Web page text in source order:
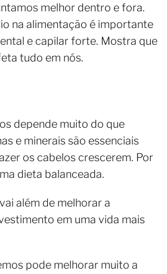
melhor dentro e fora.
na alimentação é importante
e capilar forte. Mostra que
tudo em nós.
depende muito do que
e minerais são essenciais
os cabelos crescerem. Por
dieta balanceada.
além de melhorar a
em uma vida mais
pode melhorar muito a